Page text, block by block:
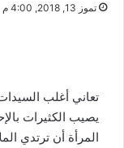
تموز 13, 2018, 4:00 م
تعاني أغلب
يصيب الكثيرات
المرأة أن ترتدي